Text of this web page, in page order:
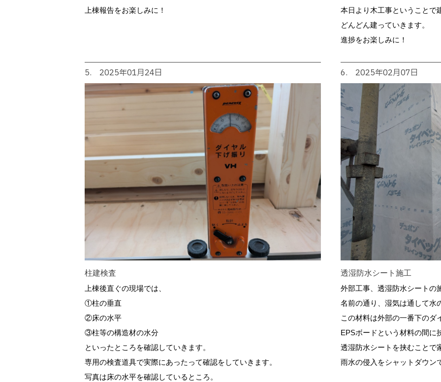
上棟報告をお楽しみに！
本日より木工事ということで
どんどん建っていきます。
進捗をお楽しみに！
5. 2025年01月24日
柱建検査
上棟後直ぐの現場では、
①柱の垂直
②床の水平
③柱等の構造材の水分
といったところを確認していきます。
専用の検査道具で実際にあったって確認をしていきます。
写真は床の水平を確認しているところ。
6. 2025年02月07日
透湿防水シート施工
外部工事、透湿防水シートの
名前の通り、湿気は通して水
この材料は外部の一番下のダ
EPSボードという材料の間に
透湿防水シートを挟むことで
雨水の侵入をシャットダウン